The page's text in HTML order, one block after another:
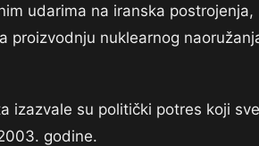
udarima na iranska postrojenja,
proizvodnju nuklearnog
izazvale su politički potres koji sve
godine.